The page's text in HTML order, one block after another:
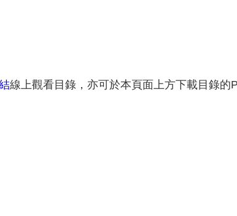
線上觀看目錄，亦可於本頁面上方下載目錄的